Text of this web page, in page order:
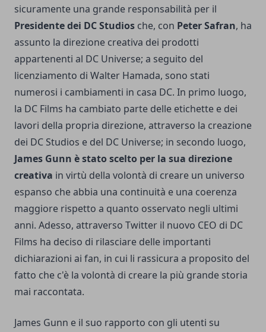
sicuramente una grande responsabilità per il
Presidente dei DC Studios che, con Peter Safran, ha
assunto la direzione creativa dei prodotti
appartenenti al DC Universe; a seguito del
licenziamento di Walter Hamada, sono stati
numerosi i cambiamenti in casa DC. In primo luogo,
la DC Films ha cambiato parte delle etichette e dei
lavori della propria direzione, attraverso la creazione
dei DC Studios e del DC Universe; in secondo luogo,
James Gunn è stato scelto per la sua direzione
creativa in virtù della volontà di creare un universo
espanso che abbia una continuità e una coerenza
maggiore rispetto a quanto osservato negli ultimi
anni. Adesso, attraverso Twitter il nuovo CEO di DC
Films ha deciso di rilasciare delle importanti
dichiarazioni ai fan, in cui li rassicura a proposito del
fatto che c'è la volontà di creare la più grande storia
mai raccontata.
James Gunn e il suo rapporto con gli utenti su